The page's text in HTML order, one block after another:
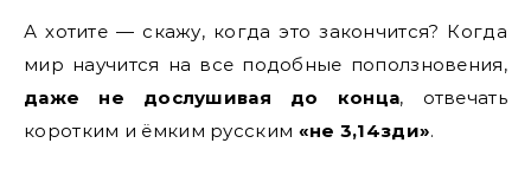
А хотите — скажу, когда это закончится? Когда
мир научится на все подобные поползновения,
даже не дослушивая до конца, отвечать
коротким и ёмким русским «не 3,14зди».